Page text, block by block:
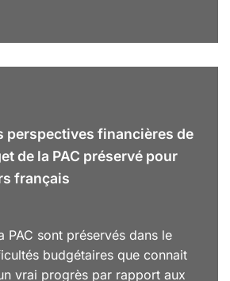
perspectives financières de
de la PAC préservé pour
français
PAC sont préservés dans le
budgétaires que connait
un vrai progrès par rapport aux